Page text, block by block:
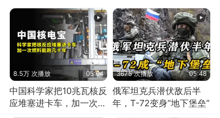
始？
的
8.5万 次播放 05:04
中国科学家把10兆瓦核反
应堆塞进卡车，加一次燃
3675 次播放 05:48
俄军坦克兵潜伏敌后半
年，T-72变身“地下堡垒”